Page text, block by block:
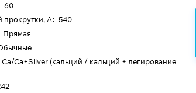
60
прокрутки, А: 540
Прямая
Ca/Ca+Silver (кальций / кальций + легирование